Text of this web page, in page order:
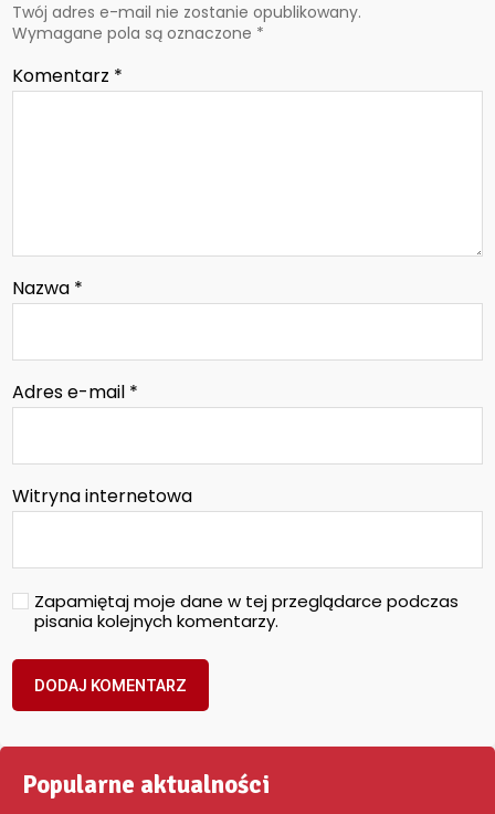
Twój adres e-mail nie zostanie opublikowany.
Wymagane pola są oznaczone *
Komentarz *
Nazwa *
Adres e-mail *
Witryna internetowa
Zapamiętaj moje dane w tej przeglądarce podczas
pisania kolejnych komentarzy.
Popularne aktualności